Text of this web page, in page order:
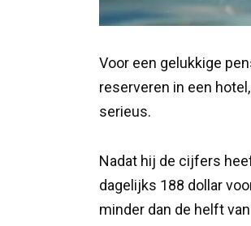
Voor een gelukkige
reserveren in een
serieus.
Nadat hij de cijfers
dagelijks 188 dollar
minder dan de helft